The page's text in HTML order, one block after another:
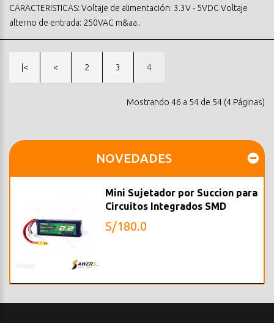
CARACTERISTICAS: Voltaje de alimentación: 3.3V - 5VDC Voltaje
alterno de entrada: 250VAC m&aa..
|< < 2 3 4
Mostrando 46 a 54 de 54 (4 Páginas)
NOVEDADES
Mini Sujetador por Succion para
Circuitos Integrados SMD
S/180.0